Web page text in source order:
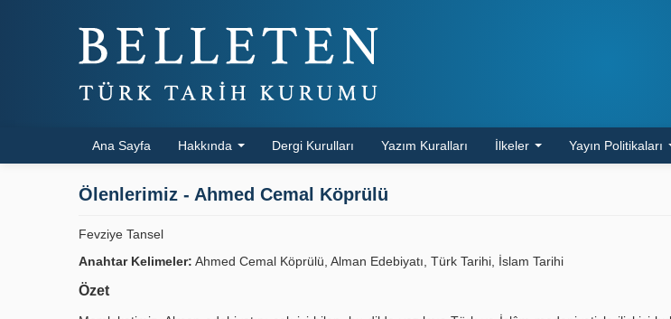
Ana Sayfa Hakkında Dergi Kurulları Yazım Kuralları İlkeler Yayın Politikaları
Ölenlerimiz - Ahmed Cemal Köprülü
Fevziye Tansel
Anahtar Kelimeler: Ahmed Cemal Köprülü, Alman Edebiyatı, Türk Tarihi, İslam Tarihi
Özet